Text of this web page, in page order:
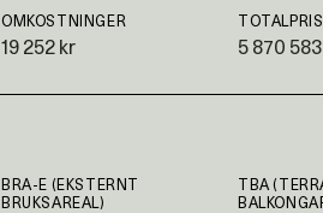
OMKOSTNINGER
19 252 kr
TOTALPRIS
5 870
BRA-E (EKSTERNT
BRUKSAREAL)
TBA